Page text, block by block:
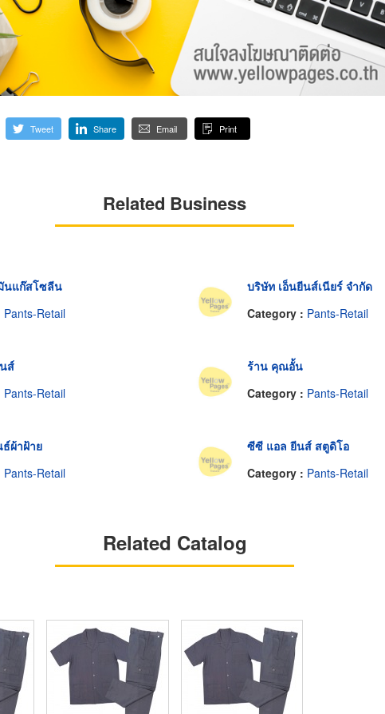
Tweet Share Email Print
Related Business
นแก๊สโซลีน
Pants-Retail
บริษัท เอ็นยีนส์เนียร์ จำกัด
Category : Pants-Retail
ส์
Pants-Retail
ร้าน คุณอั้น
Category : Pants-Retail
ผ้าฝ้าย
Pants-Retail
ซีซี แอล ยีนส์ สตูดิโอ
Category : Pants-Retail
Related Catalog